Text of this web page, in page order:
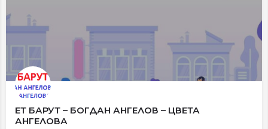
ЕТ БАРУТ – БОГДАН АНГЕЛОВ – ЦВЕТА
АНГЕЛОВА